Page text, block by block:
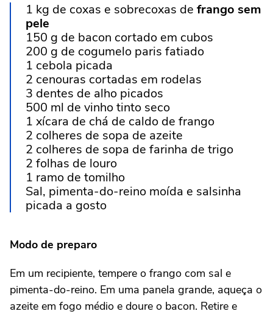
1 kg de coxas e sobrecoxas de frango sem
pele
150 g de bacon cortado em cubos
200 g de cogumelo paris fatiado
1 cebola picada
2 cenouras cortadas em rodelas
3 dentes de alho picados
500 ml de vinho tinto seco
1 xícara de chá de caldo de frango
2 colheres de sopa de azeite
2 colheres de sopa de farinha de trigo
2 folhas de louro
1 ramo de tomilho
Sal, pimenta-do-reino moída e salsinha
picada a gosto
Modo de preparo
Em um recipiente, tempere o frango com sal e
pimenta-do-reino. Em uma panela grande, aqueça o
azeite em fogo médio e doure o bacon. Retire e